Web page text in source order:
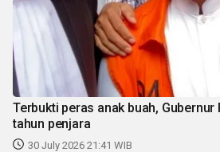
Terbukti peras anak buah, Gubernur
tahun penjara
30 July 2026 21:41 WIB